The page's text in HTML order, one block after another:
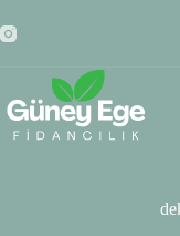
to
content